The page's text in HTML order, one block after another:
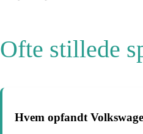
Ofte stillede
Hvem opfandt